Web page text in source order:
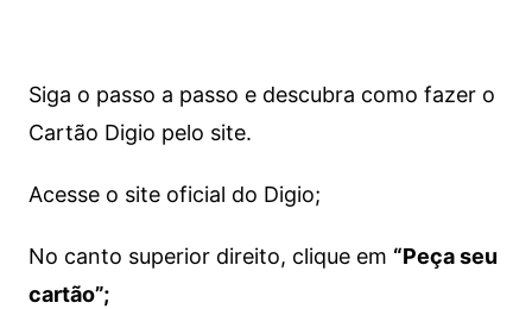
Siga o passo a passo e descubra como fazer o
Cartão Digio pelo site.
Acesse o site oficial do Digio;
No canto superior direito, clique em “Peça seu
cartão”;